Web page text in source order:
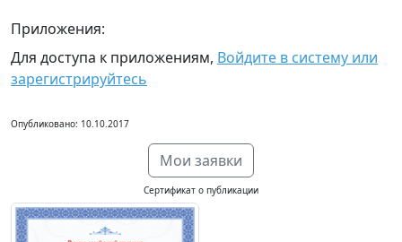
Приложения:
Для доступа к приложениям, Войдите в систему или
зарегистрируйтесь
Опубликовано: 10.10.2017
Мои заявки
Сертификат о публикации